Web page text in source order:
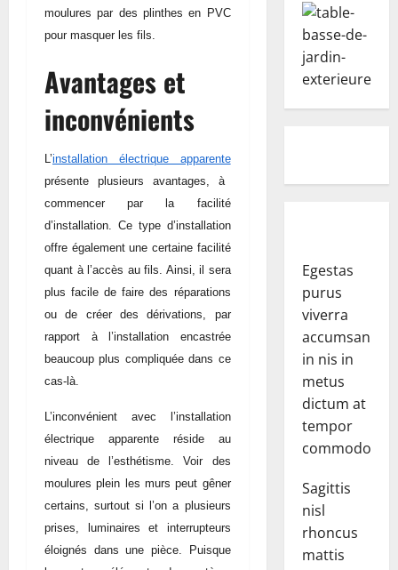
moulures par des plinthes en PVC
pour masquer les fils.
Avantages et
inconvénients
L’installation électrique apparente
présente plusieurs avantages, à
commencer par la facilité
d’installation. Ce type d’installation
offre également une certaine facilité
quant à l’accès au fils. Ainsi, il sera
plus facile de faire des réparations
ou de créer des dérivations, par
rapport à l’installation encastrée
beaucoup plus compliquée dans ce
cas-là.
L’inconvénient avec l’installation
électrique apparente réside au
niveau de l’esthétisme. Voir des
moulures plein les murs peut gêner
certains, surtout si l’on a plusieurs
prises, luminaires et interrupteurs
éloignés dans une pièce. Puisque
Egestas
purus
viverra
accumsan
in nis in
metus
dictum at
tempor
commodo.
Sagittis
nisl
rhoncus
mattis